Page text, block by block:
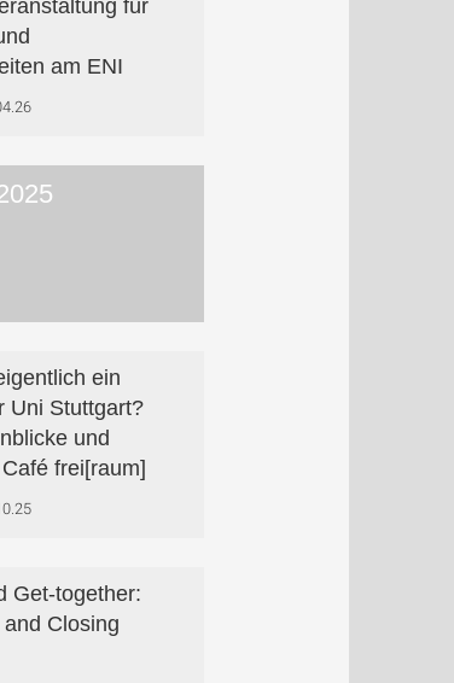
für
am ENI
ein
Uni Stuttgart?
und
frei[raum]
Get-together:
Closing